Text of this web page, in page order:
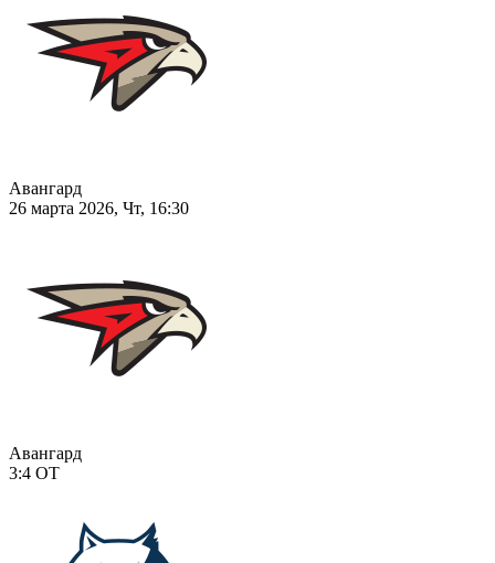
Авангард
26 марта 2026, Чт, 16:30
Авангард
3:4 ОТ